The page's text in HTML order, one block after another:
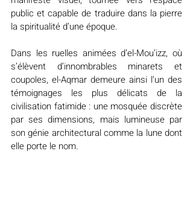
public et capable de traduire dans la pierre
la spiritualité d’une époque.
Dans les ruelles animées d’el-Mou’izz, où
s’élèvent d’innombrables minarets et
coupoles, el-Aqmar demeure ainsi l’un des
témoignages les plus délicats de la
civilisation fatimide : une mosquée discrète
par ses dimensions, mais lumineuse par
son génie architectural comme la lune dont
elle porte le nom.